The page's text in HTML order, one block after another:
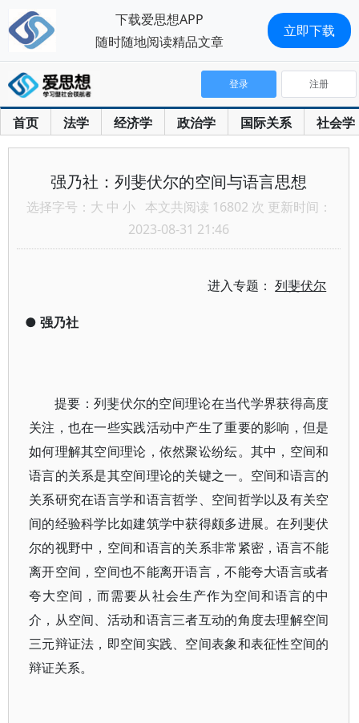
首页 法学 经济学 政治学 国际关系 社会学
登录 注册
强乃社：列斐伏尔的空间与语言思想
选择字号： 大 中 小 本文共阅读 16802 次 更新时间：
2023-08-31 21:46
进入专题：列斐伏尔
● 强乃社
提要：列斐伏尔的空间理论在当代学界获得高度
关注，也在一些实践活动中产生了重要的影响，但是
如何理解其空间理论，依然聚讼纷纭。其中，空间和
语言的关系是其空间理论的关键之一。空间和语言的
关系研究在语言学和语言哲学、空间哲学以及有关空
间的经验科学比如建筑学中获得颇多进展。在列斐伏
尔的视野中，空间和语言的关系非常紧密，语言不能
离开空间，空间也不能离开语言，不能夸大语言或者
夸大空间，而需要从社会生产作为空间和语言的中
介，从空间、活动和语言三者互动的角度去理解空间
三元辩证法，即空间实践、空间表象和表征性空间的
辩证关系。
下载爱思想APP
随时随地阅读精品文章
立即下载